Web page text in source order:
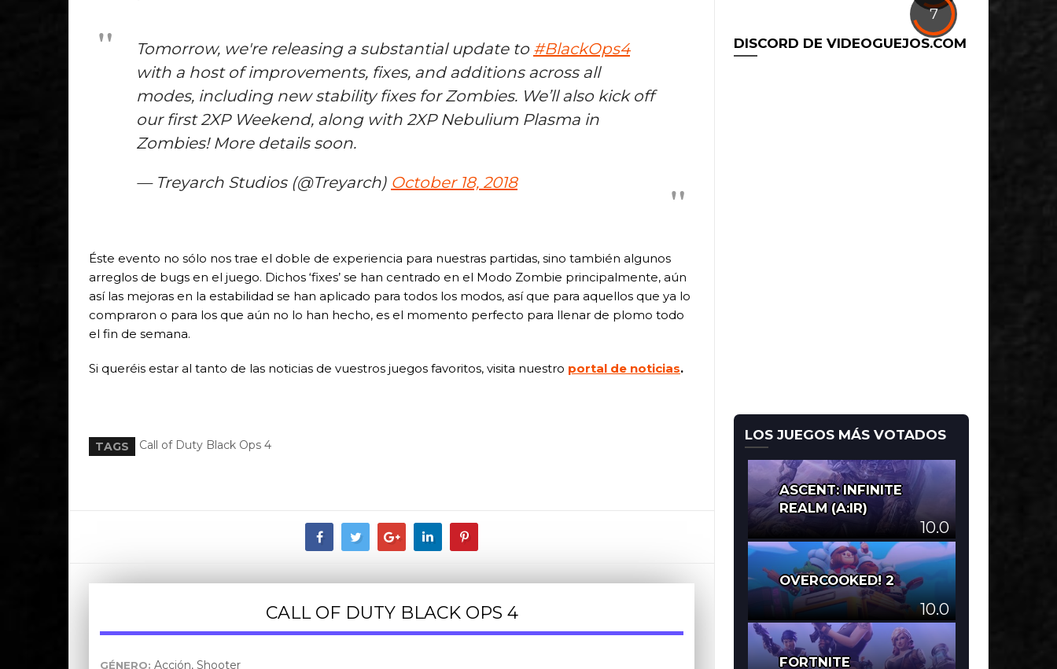
Tomorrow, we're releasing a substantial update to #BlackOps4
with a host of improvements, fixes, and additions across all
modes, including new stability fixes for Zombies. We’ll also kick off
our first 2XP Weekend, along with 2XP Nebulium Plasma in
Zombies! More details soon.
— Treyarch Studios (@Treyarch) October 18, 2018
Éste evento no sólo nos trae el doble de experiencia para nuestras partidas, sino también algunos
arreglos de bugs en el juego. Dichos ‘fixes’ se han centrado en el Modo Zombie principalmente, aún
así las mejoras en la estabilidad se han aplicado para todos los modos, así que para aquellos que ya lo
compraron o para los que aún no lo han hecho, es el momento perfecto para llenar de plomo todo
el fin de semana.
Si queréis estar al tanto de las noticias de vuestros juegos favoritos, visita nuestro portal de noticias.
TAGS Call of Duty Black Ops 4
CALL OF DUTY BLACK OPS 4
GÉNERO: Acción, Shooter
7
DISCORD DE VIDEOGUEJOS.COM
LOS JUEGOS MÁS VOTADOS
ASCENT: INFINITE
REALM (A:IR)
10.0
OVERCOOKED! 2
10.0
FORTNITE